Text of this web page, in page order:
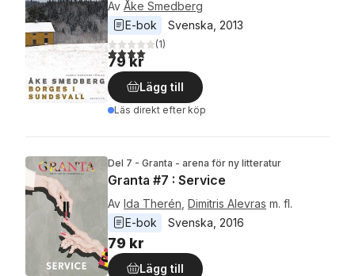
Av Åke Smedberg
E-bok
Svenska 2013
4,0utav 5 stjärnor. Totalt antal röster:
(1)
79 kr
Lägg till
Läs direkt efter köp
Del 7 - Granta - arena för ny litteratur
Granta #7 : Service
Av Ida Therén Dimitris Alevras m. fl.
E-bok
Svenska 2016
79 kr
Lägg till